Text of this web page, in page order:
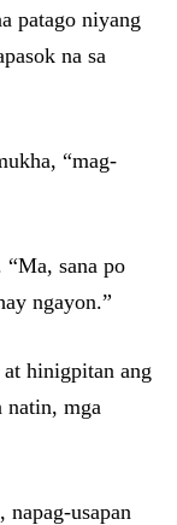
patago niyang
na sa
“mag-
sana po
ngayon.”
hinigpitan ang
natin, mga
usapan